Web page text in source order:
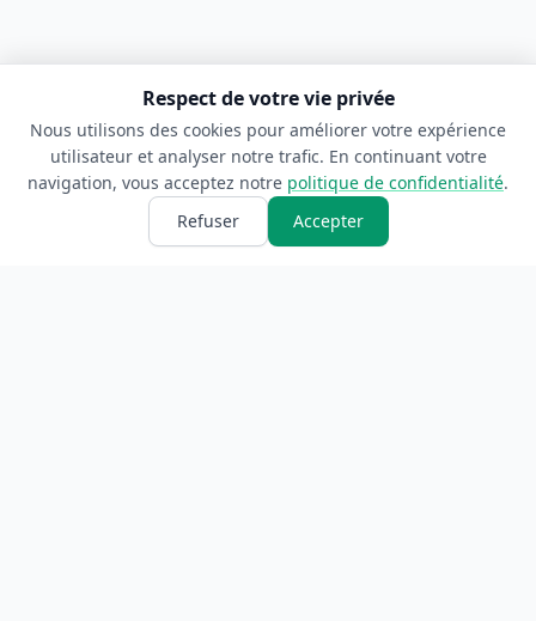
Respect de votre vie privée
Nous utilisons des cookies pour améliorer votre expérience
utilisateur et analyser notre trafic. En continuant votre
navigation, vous acceptez notre politique de confidentialité.
Refuser
Accepter